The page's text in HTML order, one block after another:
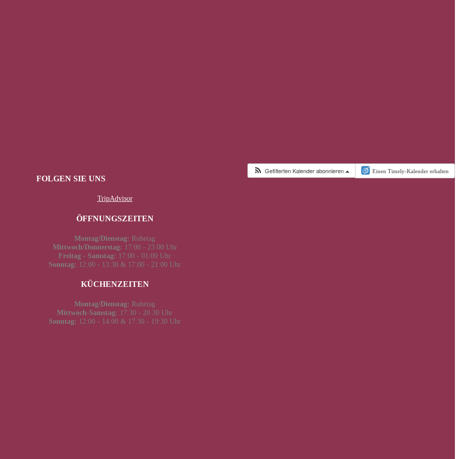
Gefilterten Kalender abonnieren Einen Timely-Kalender erhalten
FOLGEN SIE UNS
TripAdvisor
ÖFFNUNGSZEITEN
Montag/Dienstag: Ruhetag
Mittwoch/Donnerstag: 17:00 - 23.00 Uhr
Freitag - Samstag: 17:00 - 01:00 Uhr
Sonntag: 12:00 - 13:30 & 17:00 - 21:00 Uhr
KÜCHENZEITEN
Montag/Dienstag: Ruhetag
Mittwoch-Samstag: 17:30 - 20.30 Uhr
Sonntag: 12:00 - 14:00 & 17:30 - 19:30 Uhr